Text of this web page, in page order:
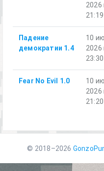
2026
21:19
Падение
демократии 1.4
10
2026
23:30
Fear No Evil 1.0
10
2026
21:20
© 2018–2026